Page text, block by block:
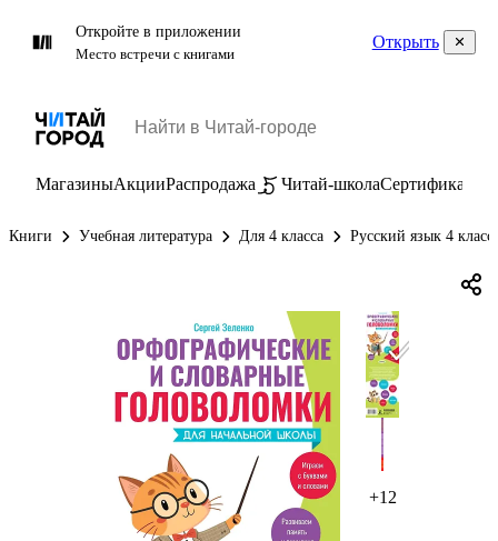
Откройте в приложении
Место встречи с книгами
Открыть
МагазиныАкцииРаспродажа Читай-школаСертификаты
Книги Учебная литература Для 4 класса Русский язык 4 класс
+12